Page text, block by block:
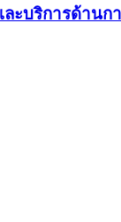
ริการด้านก